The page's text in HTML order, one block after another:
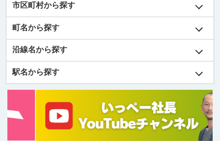
市区町村から探す
町名から探す
沿線名から探す
駅名から探す